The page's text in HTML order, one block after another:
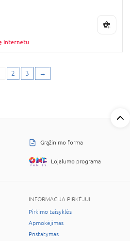
internetu
2 3 →
Grąžinimo forma
Lojalumo programa
INFORMACIJA PIRKĖJUI
Pirkimo taisyklės
Apmokėjimas
Pristatymas